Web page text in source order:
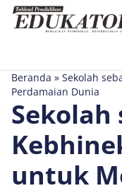
Beranda » Sekolah
Perdamaian Dunia
untuk